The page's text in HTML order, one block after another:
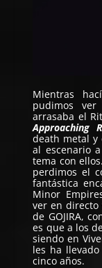
Mientras
pudimos
arrasaba el
Approaching
death metal y
al escenario
tema con
perdimos el
fantástica
Minor
ver en
de GOJIRA,
es que a los
siendo en
les ha
cinco años.